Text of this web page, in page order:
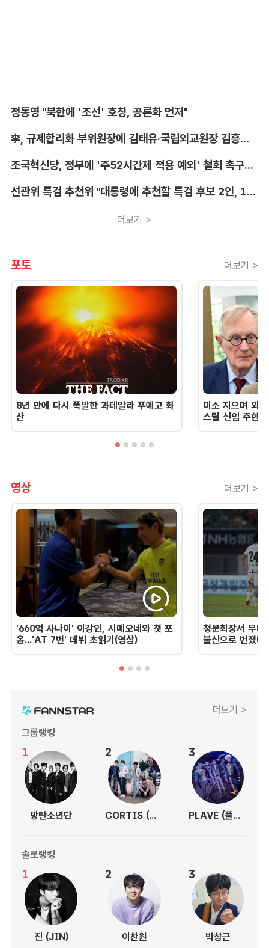
정동영 "북한에 '조선' 호칭, 공론화 먼저"
李, 규제합리화 부위원장에 김태유·국립외교원장 김흥규 임명
조국혁신당, 정부에 '주52시간제 적용 예외' 철회 촉구…"흥정 대상 아냐"
선관위 특검 추천위 "대통령에 추천할 특검 후보 2인, 14일 확정"
더보기 >
포토 더보기 >
8년 만에 다시 폭발한 과테말라 푸에고 화
산
미소 지으며 외
스틸 신임 주한
영상 더보기 >
'660억 사나이' 이강인, 시메오네와 첫 포
옹...'AT 7번' 데뷔 초읽기(영상)
청문회장서 무너
불신으로 번졌
더보기 >
그룹랭킹
1
방탄소년단
2
CORTIS (코르티스)
3
PLAVE (플레이브)
솔로랭킹
1
진 (JIN)
2
이찬원
3
박창근